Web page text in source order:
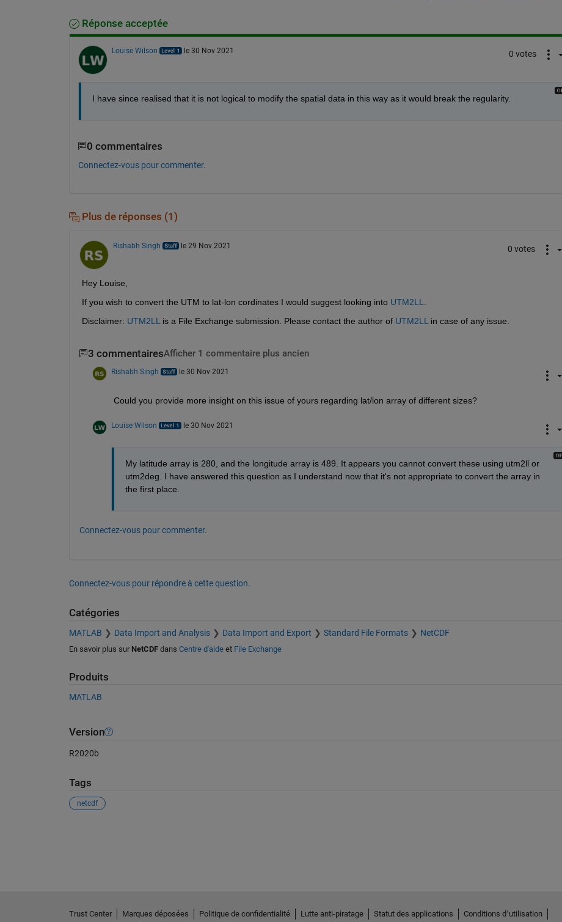
Réponse acceptée
Louise Wilson le 30 Nov 2021 0 votes
I have since realised that it is not logical to modify the spatial data in this way as it would break the regularity.
0 commentaires
Connectez-vous pour commenter.
Plus de réponses (1)
Rishabh Singh le 29 Nov 2021 0 votes
Hey Louise,
If you wish to convert the UTM to lat-lon cordinates I would suggest looking into UTM2LL
Disclaimer: UTM2LL is a File Exchange submission. Please contact the author of UTM2LL in case of any issue.
3 commentairesAfficher 1 commentaire plus ancien
Rishabh Singh le 30 Nov 2021
Could you provide more insight on this issue of yours regarding lat/lon array of different sizes?
Louise Wilson le 30 Nov 2021
My latitude array is 280, and the longitude array is 489. It appears you cannot convert these using utm2ll or
utm2deg. I have answered this question as I understand now that it's not appropriate to convert the array in
the first place.
Connectez-vous pour commenter.
Connectez-vous pour répondre à cette question.
Catégories
MATLAB Data Import and Analysis Data Import and Export Standard File Formats NetCDF
En savoir plus sur NetCDFdans Centre d'aideet File Exchange
Produits
MATLAB
Version
R2020b
Tags
netcdf
Trust Center Marques déposées Politique de confidentialité Lutte anti-piratage Statut des applications
Conditions d՚utilisation